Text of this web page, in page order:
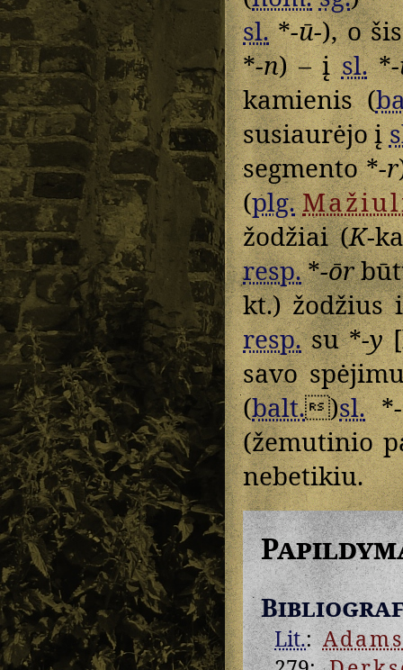
sl.*-ū-), o
*-n) – įsl.*
kamienis (
susiaurėjo į
segmento *-r
(plg.
žodžiai (K-
resp.*-ōr
kt.) žodžius
resp.su *-y
savo
(balt. )sl.*
(žemutinio
nebetikiu.
Lit.:Adams